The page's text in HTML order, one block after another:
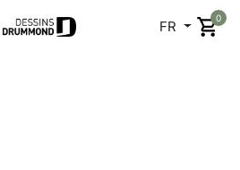
FR
0